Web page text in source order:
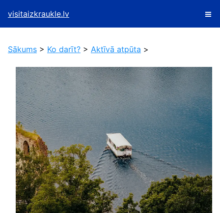
visitaizkraukle.lv
Sākums > Ko darīt? > Aktīvā atpūta >